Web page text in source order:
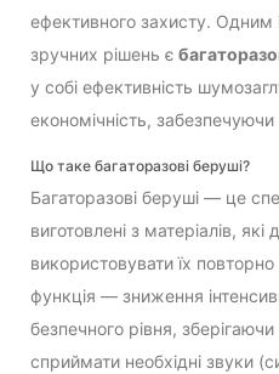
ефективного захисту. Одним
зручних рішень є
у собі ефективність
економічність, забезпечуючи
Що таке багаторазові беруші?
Багаторазові беруші — це
виготовлені з матеріалів, які
використовувати їх
функція — зниження
безпечного рівня,
сприймати необхідні звуки